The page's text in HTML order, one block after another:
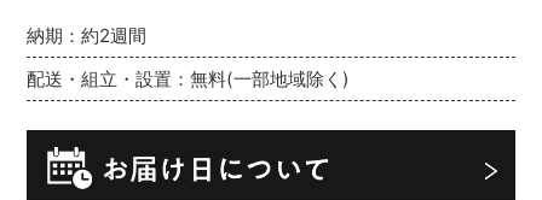
納期：約2週間
配送・組立・設置：無料(一部地域除く)